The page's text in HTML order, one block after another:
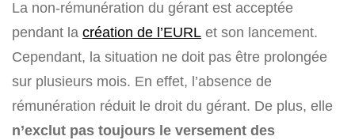
La non-rémunération du gérant est acceptée
pendant la création de l’EURL et son lancement.
Cependant, la situation ne doit pas être prolongée
sur plusieurs mois. En effet, l’absence de
rémunération réduit le droit du gérant. De plus, elle
n’exclut pas toujours le versement des